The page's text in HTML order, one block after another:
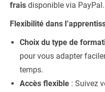
frais disponible via PayPal.
Flexibilité dans
Choix du type de
pour vous adapter
temps.
Accès flexible : Suivez